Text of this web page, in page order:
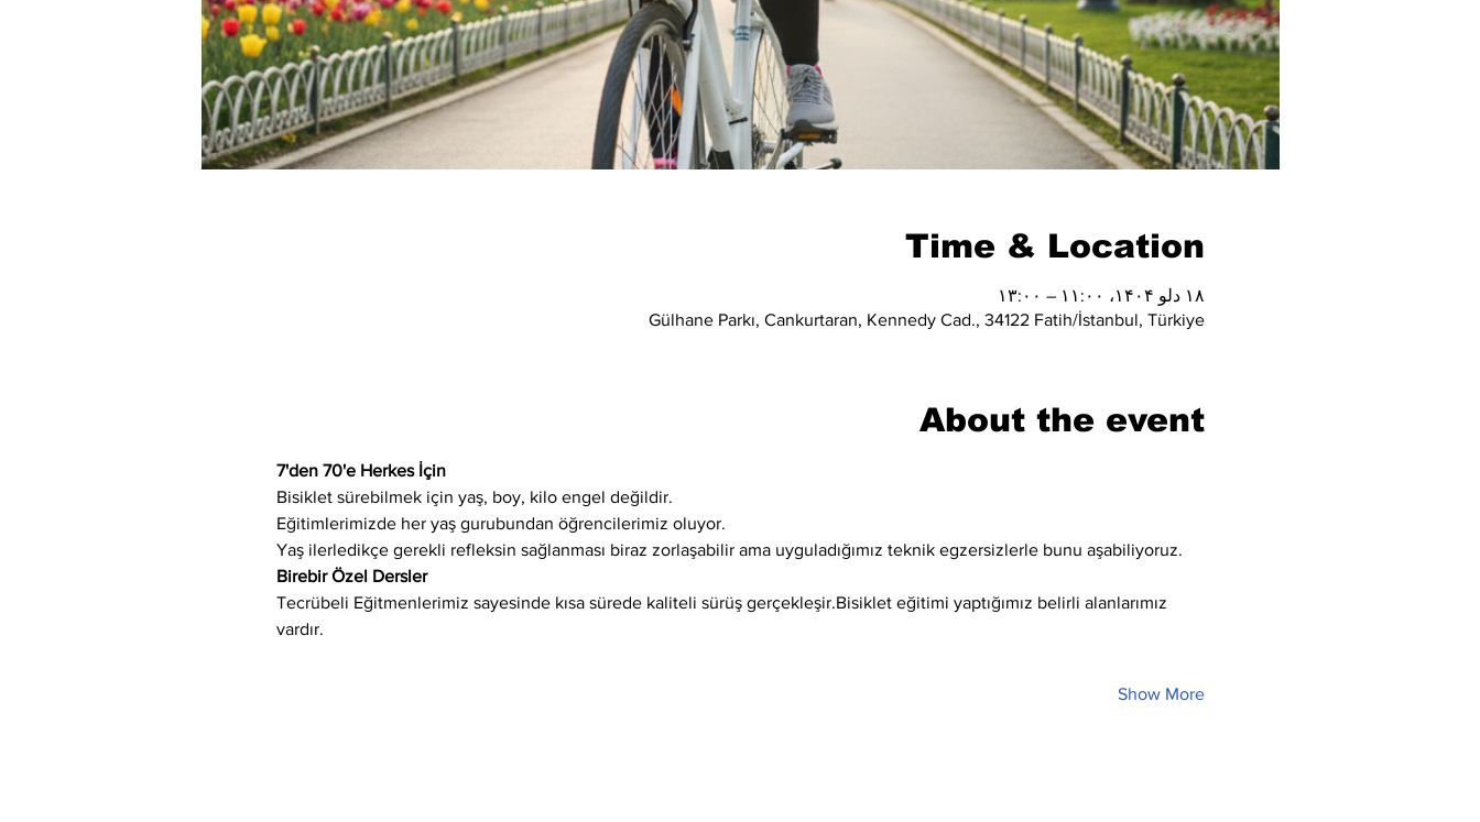
Time & Location
۱۸ دلو ۱۴۰۴، ۱۱:۰۰ – ۱۳:۰۰
Gülhane Parkı, Cankurtaran, Kennedy Cad., 34122 Fatih/İstanbul, Türkiye
About the event
7'den 70'e Herkes İçin
Bisiklet sürebilmek için yaş, boy, kilo engel değildir.
Eğitimlerimizde her yaş gurubundan öğrencilerimiz oluyor.
Yaş ilerledikçe gerekli refleksin sağlanması biraz zorlaşabilir ama uyguladığımız teknik egzersizlerle bunu aşabiliyoruz.
Birebir Özel Dersler
Tecrübeli Eğitmenlerimiz sayesinde kısa sürede kaliteli sürüş gerçekleşir.Bisiklet eğitimi yaptığımız belirli alanlarımız
vardır.
Show More